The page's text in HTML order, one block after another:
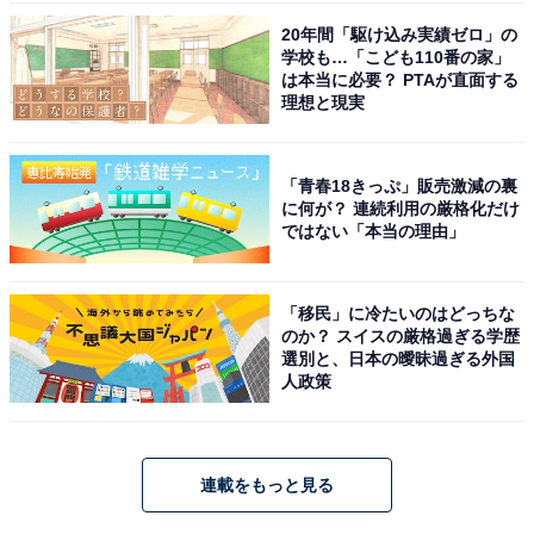
20年間「駆け込み実績ゼロ」の
学校も…「こども110番の家」
は本当に必要？ PTAが直面する
理想と現実
「青春18きっぷ」販売激減の裏
に何が？ 連続利用の厳格化だけ
ではない「本当の理由」
「移民」に冷たいのはどっちな
のか？ スイスの厳格過ぎる学歴
選別と、日本の曖昧過ぎる外国
人政策
連載をもっと見る